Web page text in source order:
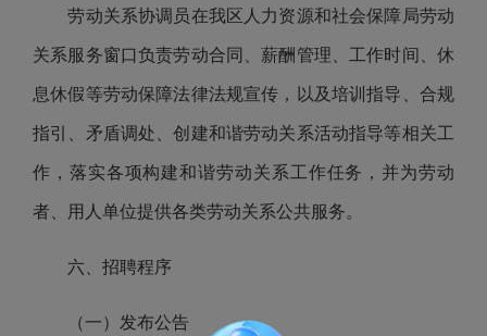
劳动关系协调员在我区人力资源和社会保障局劳动
关系服务窗口负责劳动合同、薪酬管理、工作时间、休
息休假等劳动保障法律法规宣传，以及培训指导、合规
指引、矛盾调处、创建和谐劳动关系活动指导等相关工
作，落实各项构建和谐劳动关系工作任务，并为劳动
者、用人单位提供各类劳动关系公共服务。
六、招聘程序
（一）发布公告